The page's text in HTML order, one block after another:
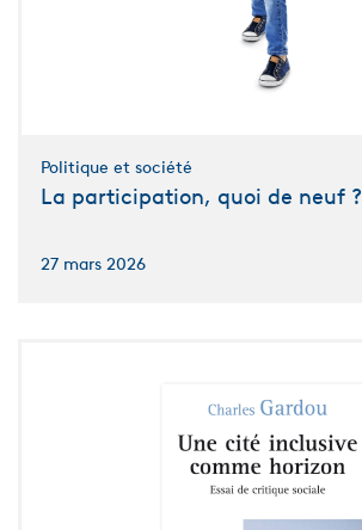
Politique et société
La participation, quoi de neuf ?
27 mars 2026